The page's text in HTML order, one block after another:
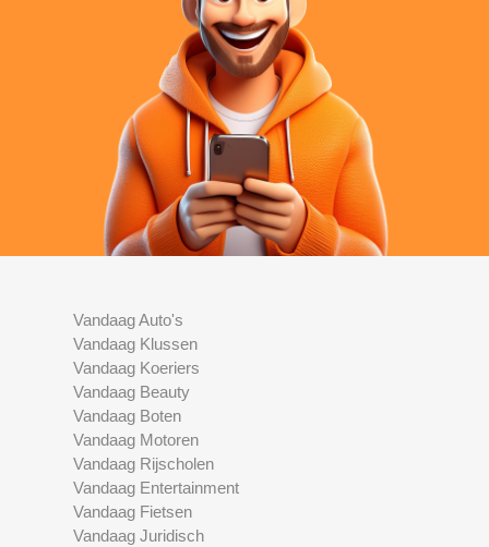
Vandaag Auto's
Vandaag Klussen
Vandaag Koeriers
Vandaag Beauty
Vandaag Boten
Vandaag Motoren
Vandaag Rijscholen
Vandaag Entertainment
Vandaag Fietsen
Vandaag Juridisch